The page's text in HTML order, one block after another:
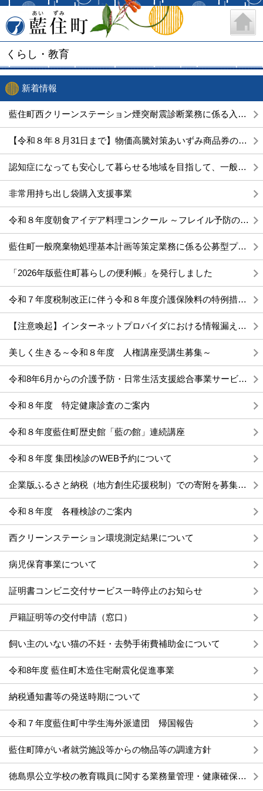
藍住町
くらし・教育
新着情報
藍住町西クリーンステーション煙突耐震診断業務に係る入札公告について
【令和８年８月31日まで】物価高騰対策あいずみ商品券の購入・使用について
認知症になっても安心して暮らせる地域を目指して、一般公開講座を開催します！
非常用持ち出し袋購入支援事業
令和８年度朝食アイデア料理コンクール ～フレイル予防の視点をプラス～
藍住町一般廃棄物処理基本計画等策定業務に係る公募型プロポーザルの実施について
「2026年版藍住町暮らしの便利帳」を発行しました
令和７年度税制改正に伴う令和８年度介護保険料の特例措置について
【注意喚起】インターネットプロバイダにおける情報漏えい事案への対応について
美しく生きる～令和８年度 人権講座受講生募集～
令和8年6月からの介護予防・日常生活支援総合事業サービスコード表等について
令和８年度 特定健康診査のご案内
令和８年度藍住町歴史館「藍の館」連続講座
令和８年度 集団検診のWEB予約について
企業版ふるさと納税（地方創生応援税制）での寄附を募集します
令和８年度 各種検診のご案内
西クリーンステーション環境測定結果について
病児保育事業について
証明書コンビニ交付サービス一時停止のお知らせ
戸籍証明等の交付申請（窓口）
飼い主のいない猫の不妊・去勢手術費補助金について
令和8年度 藍住町木造住宅耐震化促進事業
納税通知書等の発送時期について
令和７年度藍住町中学生海外派遣団 帰国報告
藍住町障がい者就労施設等からの物品等の調達方針
徳島県公立学校の教育職員に関する業務量管理・健康確保措置実施計画の策定について